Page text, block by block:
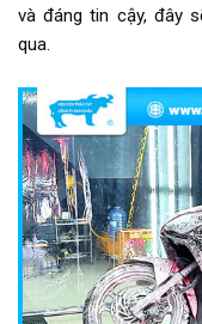
và đáng tin cậy, đây
qua.